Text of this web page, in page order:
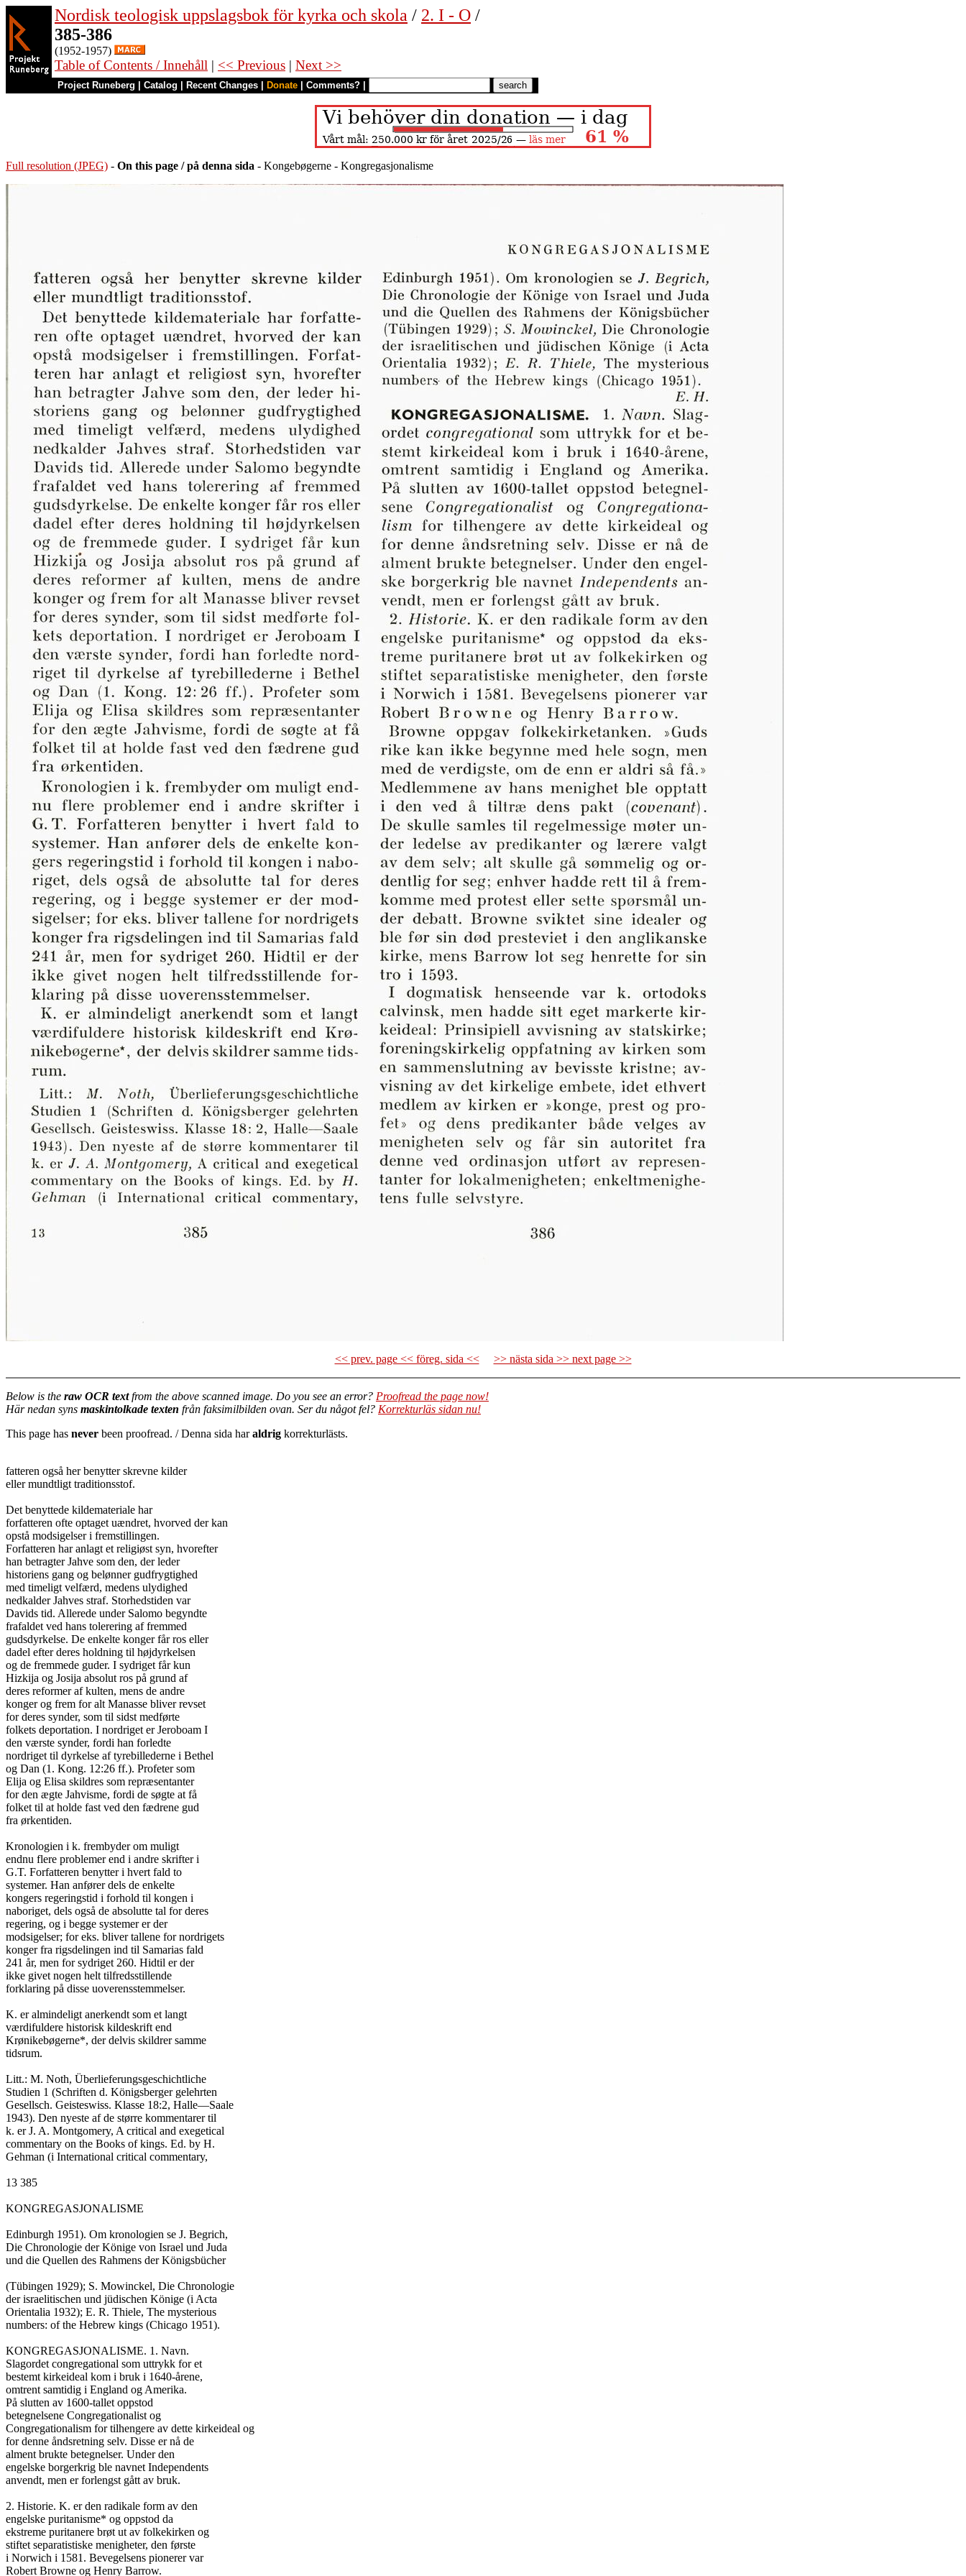
Nordisk teologisk uppslagsbok för kyrka och skola / 2. I - O /
385-386
(1952-1957)
Table of Contents / Innehåll | << Previous | Next >>
Project Runeberg Catalog Recent Changes Donate Comments?
Full resolution (JPEG) - On this page / på denna sida - Kongebøgerne - Kongregasjonalisme
<< prev. page << föreg. sida << >> nästa sida >> next page >>
Below is the raw OCR textfrom the above scanned image. Do you see an error? Proofread the page now!
Här nedan syns maskintolkade texten från faksimilbilden ovan. Ser du något fel? Korrekturläs sidan nu!
This page has never been proofread. / Denna sida haraldrig korrekturlästs.
fatteren også her benytter skrevne kilder
eller mundtligt traditionsstof.
Det benyttede kildemateriale har
forfatteren ofte optaget uændret, hvorved der kan
opstå modsigelser i fremstillingen.
Forfatteren har anlagt et religiøst syn, hvorefter
han betragter Jahve som den, der leder
historiens gang og belønner gudfrygtighed
med timeligt velfærd, medens ulydighed
nedkalder Jahves straf. Storhedstiden var
Davids tid. Allerede under Salomo begyndte
frafaldet ved hans tolerering af fremmed
gudsdyrkelse. De enkelte konger får ros eller
dadel efter deres holdning til højdyrkelsen
og de fremmede guder. I sydriget får kun
Hizkija og Josija absolut ros på grund af
deres reformer af kulten, mens de andre
konger og frem for alt Manasse bliver revset
for deres synder, som til sidst medførte
folkets deportation. I nordriget er Jeroboam I
den værste synder, fordi han forledte
nordriget til dyrkelse af tyrebillederne i Bethel
og Dan (1. Kong. 12:26 ff.). Profeter som
Elija og Elisa skildres som repræsentanter
for den ægte Jahvisme, fordi de søgte at få
folket til at holde fast ved den fædrene gud
fra ørkentiden.
Kronologien i k. frembyder om muligt
endnu flere problemer end i andre skrifter i
G.T. Forfatteren benytter i hvert fald to
systemer. Han anfører dels de enkelte
kongers regeringstid i forhold til kongen i
naboriget, dels også de absolutte tal for deres
regering, og i begge systemer er der
modsigelser; for eks. bliver tallene for nordrigets
konger fra rigsdelingen ind til Samarias fald
241 år, men for sydriget 260. Hidtil er der
ikke givet nogen helt tilfredsstillende
forklaring på disse uoverensstemmelser.
K. er almindeligt anerkendt som et langt
værdifuldere historisk kildeskrift end
Krønikebøgerne*, der delvis skildrer samme
tidsrum.
Litt.: M. Noth, Überlieferungsgeschichtliche
Studien 1 (Schriften d. Königsberger gelehrten
Gesellsch. Geisteswiss. Klasse 18:2, Halle—Saale
1943). Den nyeste af de større kommentarer til
k. er J. A. Montgomery, A critical and exegetical
commentary on the Books of kings. Ed. by H.
Gehman (i International critical commentary,
13 385
KONGREGASJONALISME
Edinburgh 1951). Om kronologien se J. Begrich,
Die Chronologie der Könige von Israel und Juda
und die Quellen des Rahmens der Königsbücher
(Tübingen 1929); S. Mowinckel, Die Chronologie
der israelitischen und jüdischen Könige (i Acta
Orientalia 1932); E. R. Thiele, The mysterious
numbers: of the Hebrew kings (Chicago 1951).
KONGREGASJONALISME. 1. Navn.
Slagordet congregational som uttrykk for et
bestemt kirkeideal kom i bruk i 1640-årene,
omtrent samtidig i England og Amerika.
På slutten av 1600-tallet oppstod
betegnelsene Congregationalist og
Congregationalism for tilhengere av dette kirkeideal og
for denne åndsretning selv. Disse er nå de
alment brukte betegnelser. Under den
engelske borgerkrig ble navnet Independents
anvendt, men er forlengst gått av bruk.
2. Historie. K. er den radikale form av den
engelske puritanisme* og oppstod da
ekstreme puritanere brøt ut av folkekirken og
stiftet separatistiske menigheter, den første
i Norwich i 1581. Bevegelsens pionerer var
Robert Browne og Henry Barrow.